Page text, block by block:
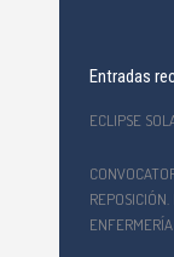
Entradas
ECLIPSE